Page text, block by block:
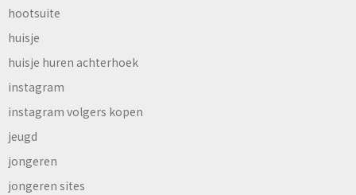
hootsuite
huisje
huisje huren achterhoek
instagram
instagram volgers kopen
jeugd
jongeren
jongeren sites